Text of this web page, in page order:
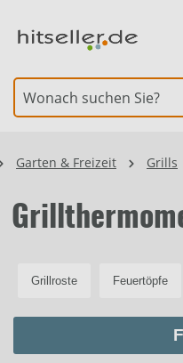
Garten & Freizeit Grills
Grillroste Feuertöpfe
Element überspringen